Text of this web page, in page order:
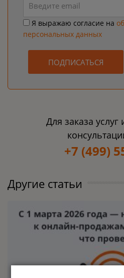
Я выражаю согласие на
персональных данных
ПОДПИСАТЬСЯ
Для заказа
+7 (499)
Другие статьи